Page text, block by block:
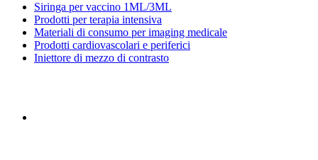
Siringa per vaccino 1ML/3ML
Prodotti per terapia intensiva
Materiali di consumo per imaging medicale
Prodotti cardiovascolari e periferici
Iniettore di mezzo di contrasto